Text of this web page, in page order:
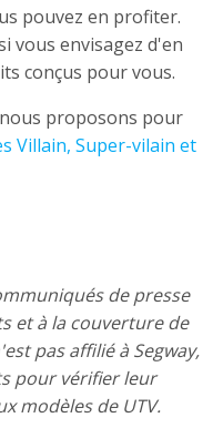
pouvez en profiter.
vous envisagez d'en
conçus pour vous.
proposons pour
Villain, Super-vilain et
de presse
et à la couverture de
pas affilié à Segway,
pour vérifier leur
modèles de UTV.